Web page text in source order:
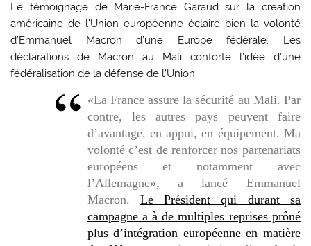
Le témoignage de Marie-France Garaud sur la création
américaine de l’Union européenne éclaire bien la volonté
d’Emmanuel Macron d’une Europe fédérale. Les
déclarations de Macron au Mali conforte l’idée d’une
fédéralisation de la défense de l’Union:
«La France assure la sécurité au Mali. Par
contre, les autres pays peuvent faire
d’avantage, en appui, en équipement. Ma
volonté c’est de renforcer nos partenariats
européens et notamment avec
l’Allemagne», a lancé Emmanuel
Macron.Le Président qui durant sa
campagne a à de multiples reprises prôné
plus d’intégration européenne en matière